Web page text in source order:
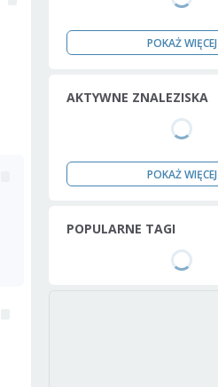
POKAŻ WIĘCEJ
AKTYWNE ZNALEZISKA
POKAŻ WIĘCEJ
POPULARNE TAGI